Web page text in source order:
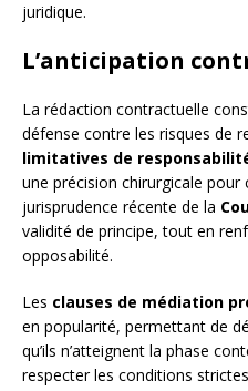
juridique.
L’anticipation
La rédaction contractuelle
défense contre les risques de
limitatives de
une précision chirurgicale
jurisprudence récente de la
validité de principe, tout en
opposabilité.
Les clauses de médiation
en popularité, permettant de
qu’ils n’atteignent la phase
respecter les conditions